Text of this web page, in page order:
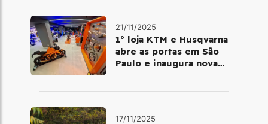
21/11/2025
1º loja KTM e Husqvarna
abre as portas em São
Paulo e inaugura nova
17/11/2025